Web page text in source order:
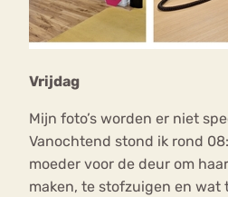
Vrijdag
Mijn foto’s worden er niet
Vanochtend stond ik rond
moeder voor de deur om
maken, te stofzuigen en wat